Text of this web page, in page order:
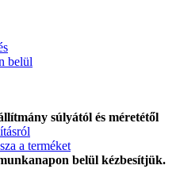
belül
súlyától és méretétől
a terméket
belül kézbesítjük.